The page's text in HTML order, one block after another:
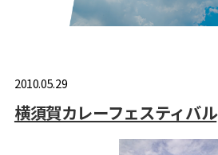
2010.05.29
横須賀カレーフェスティバル